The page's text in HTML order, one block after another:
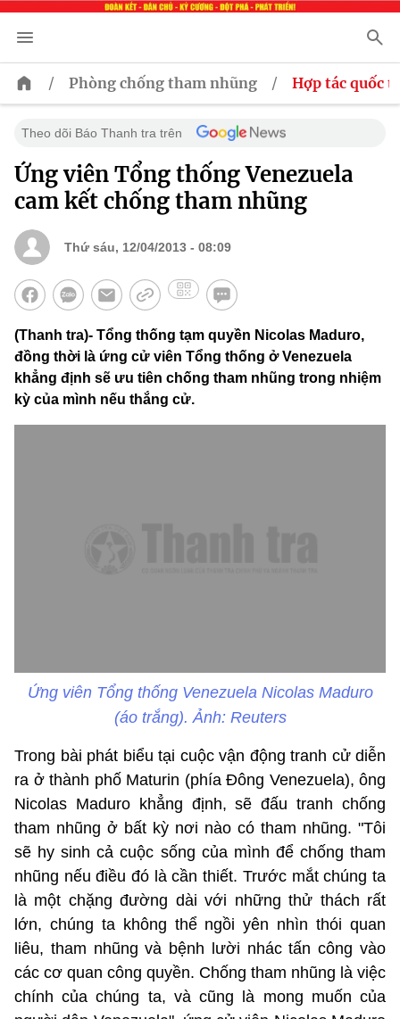
/ Phòng chống tham nhũng / Hợp tác quốc
Theo dõi Báo Thanh tra trên
Ứng viên Tổng thống Venezuela
cam kết chống tham nhũng
Thứ sáu, 12/04/2013 - 08:09
(Thanh tra)- Tổng thống tạm quyền Nicolas Maduro,
đồng thời là ứng cử viên Tổng thống ở Venezuela
khẳng định sẽ ưu tiên chống tham nhũng trong nhiệm
kỳ của mình nếu thắng cử.
Ứng viên Tổng thống Venezuela Nicolas Maduro
(áo trắng). Ảnh: Reuters
Trong bài phát biểu tại cuộc vận động tranh cử diễn
ra ở thành phố Maturin (phía Đông Venezuela), ông
Nicolas Maduro khẳng định, sẽ đấu tranh chống
tham nhũng ở bất kỳ nơi nào có tham nhũng. "Tôi
sẽ hy sinh cả cuộc sống của mình để chống tham
nhũng nếu điều đó là cần thiết. Trước mắt chúng ta
là một chặng đường dài với những thử thách rất
lớn, chúng ta không thể ngồi yên nhìn thói quan
liêu, tham nhũng và bệnh lười nhác tấn công vào
các cơ quan công quyền. Chống tham nhũng là việc
chính của chúng ta, và cũng là mong muốn của